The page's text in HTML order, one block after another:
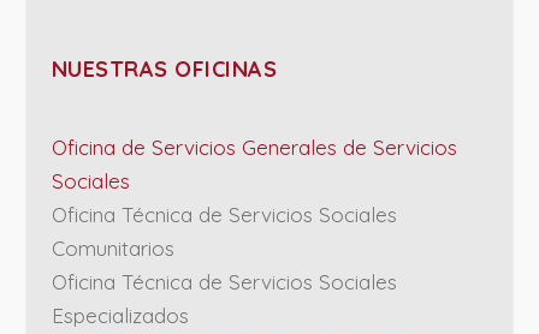
NUESTRAS OFICINAS
Oficina de Servicios Generales de Servicios
Sociales
Oficina Técnica de Servicios Sociales
Comunitarios
Oficina Técnica de Servicios Sociales
Especializados